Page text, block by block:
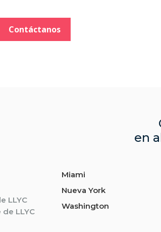
Contáctanos
en
LLYC
de LLYC
Miami
Nueva York
Washington